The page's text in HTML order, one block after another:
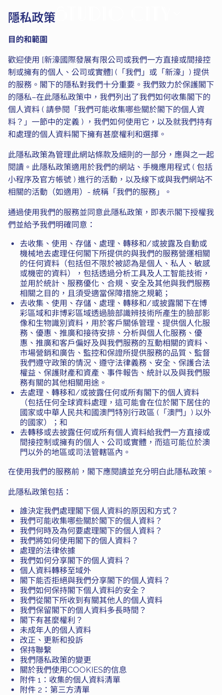
隱私政策
目的和範圍
歡迎使用 [新濠國際發展有限公司或我們一方直接或間接控
制或擁有的個人、公司或實體] (「我們」或「新濠」) 提供
的服務。閣下的隱私對我們十分重要。我們致力於保護閣下
的隱私–在此隱私政策中，我們列出了我們如何收集閣下的
個人資料 ( 請參閱「我們可能收集哪些關於閣下的個人資
料？」一節中的定義 ) ，我們如何使用它，以及就我們持有
和處理的個人資料閣下擁有甚麼權利和選擇。
此隱私政策為管理此網站條款及細則的一部分，應與之一起
閱讀。此隱私政策適用於我們的網站、手機應用程式 ( 包括
小程序及官方帳號 ) 進行的活動，以及線下或與我們網站不
相關的活動（如適用）- 統稱「我們的服務」。
通過使用我們的服務並同意此隱私政策，即表示閣下授權我
們並給予我們明確同意：
去收集、使用、存儲、處理、轉移和/或披露及自動或
機械地去處理任何閣下所提供的與我們的服務營運相關
的任何資料（包括但不限於被認為是個人、私人、敏感
或機密的資料），包括透過分析工具及人工智能技術，
並用於統計、服務優化、合規、安全及其他與我們服務
相關之目的，且須受適當保障措施之規範；
去收集、使用、存儲、處理、轉移和/或披露閣下在博
彩區域和非博彩區域透過臉部識辨技術所產生的臉部影
像和生物識別資料，用於客戶關係管理、提供個人化服
務、優惠、推廣和接待安排、分析與個人化服務、優
惠、推廣和客戶偏好及與我們服務的互動相關的資料、
市場營銷和廣告、監控和保證所提供服務的品質、監督
我們遵守政策的情況、遵守法律義務、安全、保護合法
權益、保護財產和資產、事件報告、統計以及與我們服
務有關的其他相關用途。
去處理、轉移和/或披露任何或所有閣下的個人資料
（包括任何全球資料處理，這可能會在位於閣下居住的
國家或中華人民共和國澳門特別行政區 (「澳門」) 以外
的國家）；和
去轉移或去披露任何或所有個人資料給我們一方直接或
間接控制或擁有的個人、公司或實體，而這可能位於澳
門以外的地區或司法管轄區內。
在使用我們的服務前，閣下應閱讀並充分明白此隱私政策。
此隱私政策包括：
誰決定我們處理閣下個人資料的原因和方式？
我們可能收集哪些關於閣下的個人資料？
我們何時及為何要處理閣下的個人資料？
我們將如何使用閣下的個人資料？
處理的法律依據
我們如何分享閣下的個人資料？
個人資料轉移至域外
閣下能否拒絕與我們分享閣下的個人資料？
我們如何保持閣下個人資料的安全？
我們從閣下所收到有關其他人的個人資料
我們保留閣下的個人資料多長時間？
閣下有甚麼權利？
未成年人的個人資料
改正、更新和投訴
保持聯繫
我們隱私政策的變更
關於我們使用COOKIES的信息
附件 1：收集的個人資料清單
附件 2：第三方清單